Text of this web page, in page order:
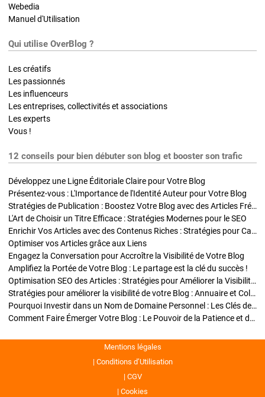
Webedia
Manuel d'Utilisation
Qui utilise OverBlog ?
Les créatifs
Les passionnés
Les influenceurs
Les entreprises, collectivités et associations
Les experts
Vous !
12 conseils pour bien débuter son blog et booster son trafic
Développez une Ligne Éditoriale Claire pour Votre Blog
Présentez-vous : L'Importance de l'Identité Auteur pour Votre Blog
Stratégies de Publication : Boostez Votre Blog avec des Articles Fréquents et Exclusifs
L'Art de Choisir un Titre Efficace : Stratégies Modernes pour le SEO
Enrichir Vos Articles avec des Contenus Riches : Stratégies pour Captiver et Optimiser
Optimiser vos Articles grâce aux Liens
Engagez la Conversation pour Accroître la Visibilité de Votre Blog
Amplifiez la Portée de Votre Blog : Le partage est la clé du succès !
Optimisation SEO des Articles : Stratégies pour Améliorer la Visibilité de Votre Blog
Stratégies pour améliorer la visibilité de votre Blog : Annuaire et Collaborations
Pourquoi Investir dans un Nom de Domaine Personnel : Les Clés de la Réussite de Votre Blog
Comment Faire Émerger Votre Blog : Le Pouvoir de la Patience et de la Persévérance
Mentions légales
Conditions d’Utilisation
CGV
Cookies